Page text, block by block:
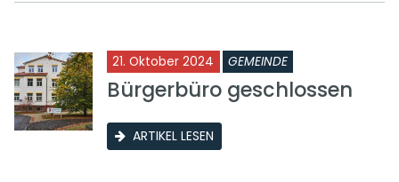
21. Oktober 2024 GEMEINDE
Bürgerbüro geschlossen
ARTIKEL LESEN